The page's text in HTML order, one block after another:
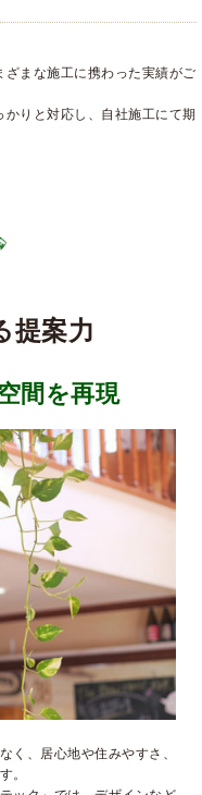
ざまな施工に携わった実績がご
りと対応し、自社施工にて期
提案力
間を再現
く、居心地や住みやすさ、
。